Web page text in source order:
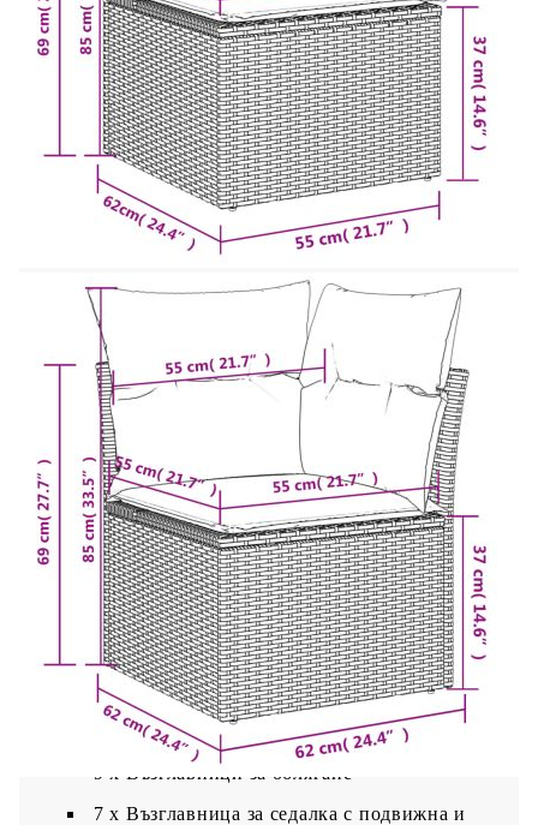
Материал: PE ратан, стомана с прахово
покритие, акациева дървесина масив с лаково
покритие
Размери: 55 x 55 x 37 см (Д x Ш x В)
Възглавница:
Цвят: Кремавобял
Материал на покритието: Плат (100%
Материал за пълнеж на възглавницата за
сядане: Дунапрен
Материал за пълнеж на облегалката:
Памучни влакна
Размери на възглавницата на седалката: 55
x 55 x 3 см (Ш x Д x Деб)
Размери на възглавницата за облягане: 55 x
45 x 13 см (Д х Ш x Деб)
Доставката съдържа:
2 x Ъглови седалки с функция за
съхранение с устойчива на вода чанта
5 x Централни седалки, включително
функция за съхранение с устойчива на вода
чанта
1 х Градинска маса
9 x Възглавници за облягане
7 x Възглавница за седалка с подвижна и